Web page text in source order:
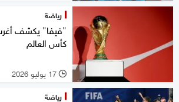
رياضة
"فيفا" يكشف
كأس العالم
l 17 يوليو 2026
رياضة